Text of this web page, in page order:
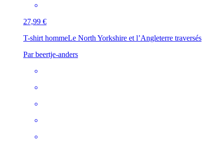
27,99 €
T-shirt hommeLe North Yorkshire et l’Angleterre traversés
Par beertje-anders